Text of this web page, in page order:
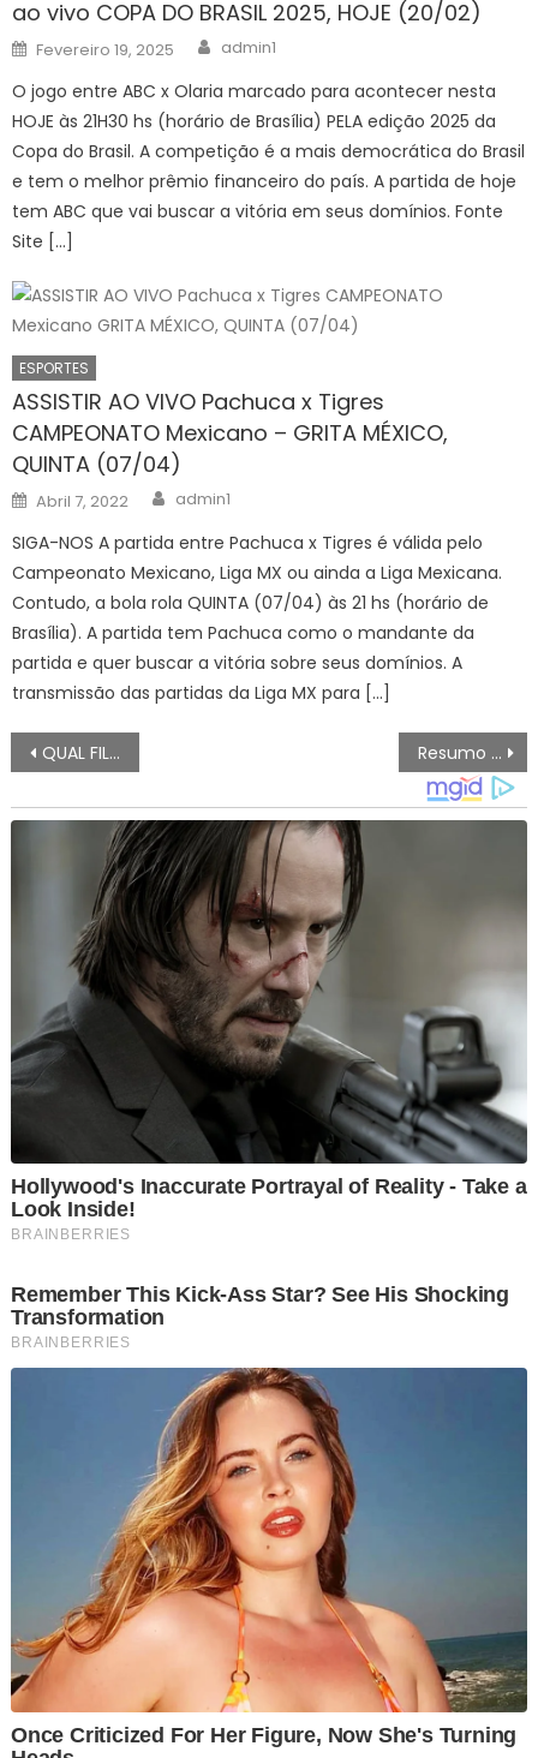
ao vivo COPA DO BRASIL 2025, HOJE (20/02)
Posted
on
Fevereiro 19, 2025 Author
admin1
O jogo entre ABC x Olaria marcado para acontecer nesta
HOJE às 21H30 hs (horário de Brasília) PELA edição 2025 da
Copa do Brasil. A competição é a mais democrática do Brasil
e tem o melhor prêmio financeiro do país. A partida de hoje
tem ABC que vai buscar a vitória em seus domínios. Fonte
Site […]
ESPORTES
ASSISTIR AO VIVO Pachuca x Tigres
CAMPEONATO Mexicano – GRITA MÉXICO,
QUINTA (07/04)
Posted
on
Abril 7, 2022 Author
admin1
SIGA-NOS A partida entre Pachuca x Tigres é válida pelo
Campeonato Mexicano, Liga MX ou ainda a Liga Mexicana.
Contudo, a bola rola QUINTA (07/04) às 21 hs (horário de
Brasília). A partida tem Pachuca como o mandante da
partida e quer buscar a vitória sobre seus domínios. A
transmissão das partidas da Liga MX para […]
Navegação
de
artigos
QUAL FILME VAI PASSAR NA GLOBO HOJE SEGUNDA (27/11) E AMANHÃ? SESSÃO DA TARDE E TELA QUENTE, SINOPSE Resumo Semanal da Novela "Terra e Paixão": De 27 a 02 de Novembro de 2023 QUEM MATOU AGATHA?